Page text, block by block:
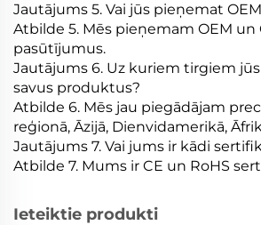
Jautājums 5. Vai jūs pieņemat
Atbilde 5. Mēs pieņemam OEM un
pasūtījumus.
Jautājums 6. Uz kuriem tirgiem
savus produktus?
Atbilde 6. Mēs jau piegādājam
reģionā, Āzijā, Dienvidamerikā,
Jautājums 7. Vai jums ir kādi
Atbilde 7. Mums ir CE un RoHS
Ieteiktie produkti